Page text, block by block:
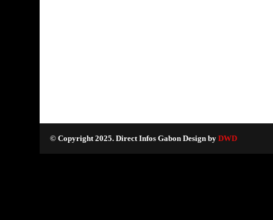
© Copyright 2025. Direct Infos Gabon Design by DWD